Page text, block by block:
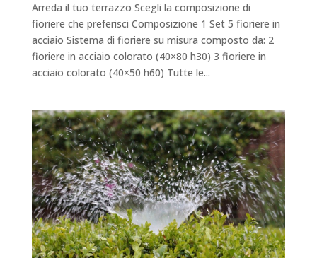
Arreda il tuo terrazzo Scegli la composizione di
fioriere che preferisci Composizione 1 Set 5 fioriere in
acciaio Sistema di fioriere su misura composto da: 2
fioriere in acciaio colorato (40×80 h30) 3 fioriere in
acciaio colorato (40×50 h60) Tutte le...